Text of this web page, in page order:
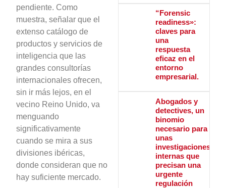
pendiente. Como
muestra, señalar que el
extenso catálogo de
productos y servicios de
inteligencia que las
grandes consultorías
internacionales ofrecen,
sin ir más lejos, en el
vecino Reino Unido, va
menguando
significativamente
cuando se mira a sus
divisiones ibéricas,
donde consideran que no
hay suficiente mercado.
“Forensic
readiness»:
claves para
una
respuesta
eficaz en el
entorno
empresarial.
Abogados y
detectives, un
binomio
necesario para
unas
investigaciones
internas que
precisan una
urgente
regulación